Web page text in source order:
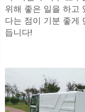
위해 좋은 일을 하고
다는 점이 기분 좋게
듭니다!